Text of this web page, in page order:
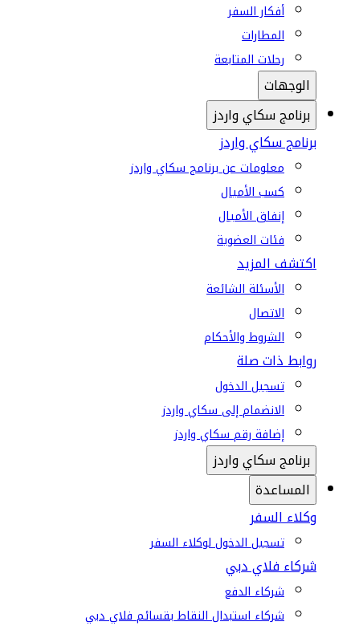
أفكار السفر
المطارات
رحلات المتابعة
الوجهات
برنامج سكاي واردز
برنامج سكاي واردز
معلومات عن برنامج سكاي واردز
كسب الأميال
إنفاق الأميال
فئات العضوية
اكتشف المزيد
الأسئلة الشائعة
الاتصال
الشروط والأحكام
روابط ذات صلة
تسجيل الدخول
الانضمام إلى سكاي واردز
إضافة رقم سكاي واردز
برنامج سكاي واردز
المساعدة
وكلاء السفر
تسجيل الدخول لوكلاء السفر
شركاء فلاي دبي
شركاء الدفع
شركاء استبدال النقاط بقسائم فلاي دبي